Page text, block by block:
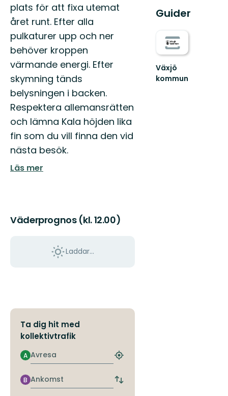
plats för att fixa utemat
året runt. Efter alla
pulkaturer upp och ner
behöver kroppen
värmande energi. Efter
skymning tänds
belysningen i backen.
Respektera allemansrätten
och lämna Kala höjden lika
fin som du vill finna den vid
nästa besök.
Läs mer
Väderprognos (kl. 12.00)
Laddar...
Ta dig hit med
kollektivtrafik
Avresa
A
Hitta
hållplats
Ankomst
B
Byt
Guider
Växjö
kommun